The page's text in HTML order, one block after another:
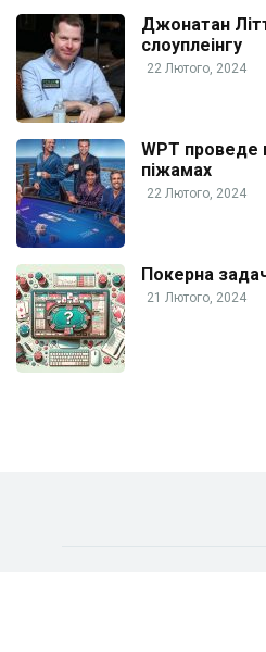
Джонатан
слоуплеінгу
22 Лютого, 2024
WPT проведе
піжамах
22 Лютого, 2024
Покерна
21 Лютого, 2024